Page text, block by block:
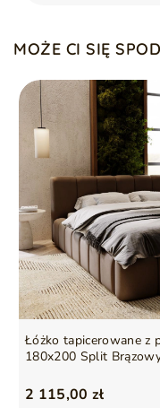
Symbol5905242003480
MOŻE CI SIĘ
Łóżko tapicerowane z
180x200 Split
2 115,00 zł